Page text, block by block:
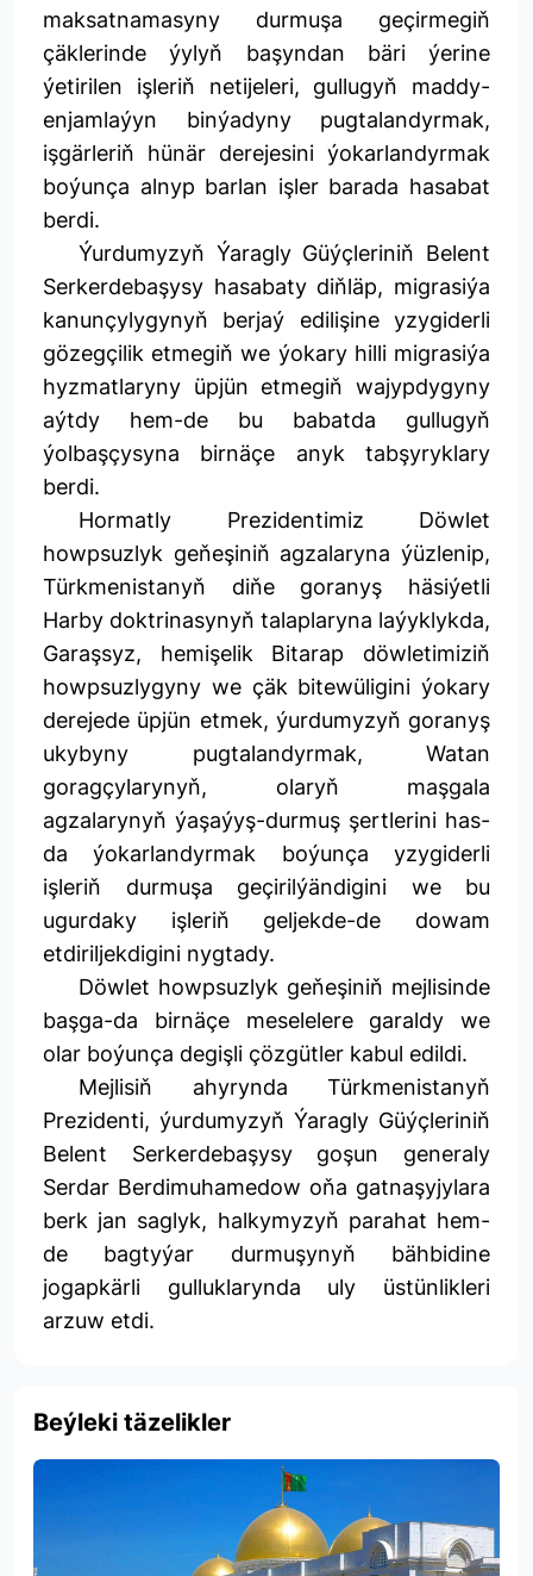
maksatnamasyny durmuşa geçirmegiň
çäklerinde ýylyň başyndan bäri ýerine
ýetirilen işleriň netijeleri, gullugyň maddy-
enjamlaýyn binýadyny pugtalandyrmak,
işgärleriň hünär derejesini ýokarlandyrmak
boýunça alnyp barlan işler barada hasabat
berdi.
Ýurdumyzyň Ýaragly Güýçleriniň Belent
Serkerdebaşysy hasabaty diňläp, migrasiýa
kanunçylygynyň berjaý edilişine yzygiderli
gözegçilik etmegiň we ýokary hilli migrasiýa
hyzmatlaryny üpjün etmegiň wajypdygyny
aýtdy hem-de bu babatda gullugyň
ýolbaşçysyna birnäçe anyk tabşyryklary
berdi.
Hormatly Prezidentimiz Döwlet
howpsuzlyk geňeşiniň agzalaryna ýüzlenip,
Türkmenistanyň diňe goranyş häsiýetli
Harby doktrinasynyň talaplaryna laýyklykda,
Garaşsyz, hemişelik Bitarap döwletimiziň
howpsuzlygyny we çäk bitewüligini ýokary
derejede üpjün etmek, ýurdumyzyň goranyş
ukybyny pugtalandyrmak, Watan
goragçylarynyň, olaryň maşgala
agzalarynyň ýaşaýyş-durmuş şertlerini has-
da ýokarlandyrmak boýunça yzygiderli
işleriň durmuşa geçirilýändigini we bu
ugurdaky işleriň geljekde-de dowam
etdiriljekdigini nygtady.
Döwlet howpsuzlyk geňeşiniň mejlisinde
başga-da birnäçe meselelere garaldy we
olar boýunça degişli çözgütler kabul edildi.
Mejlisiň ahyrynda Türkmenistanyň
Prezidenti, ýurdumyzyň Ýaragly Güýçleriniň
Belent Serkerdebaşysy goşun generaly
Serdar Berdimuhamedow oňa gatnaşyjylara
berk jan saglyk, halkymyzyň parahat hem-
de bagtyýar durmuşynyň bähbidine
jogapkärli gulluklarynda uly üstünlikleri
arzuw etdi.
Beýleki täzelikler